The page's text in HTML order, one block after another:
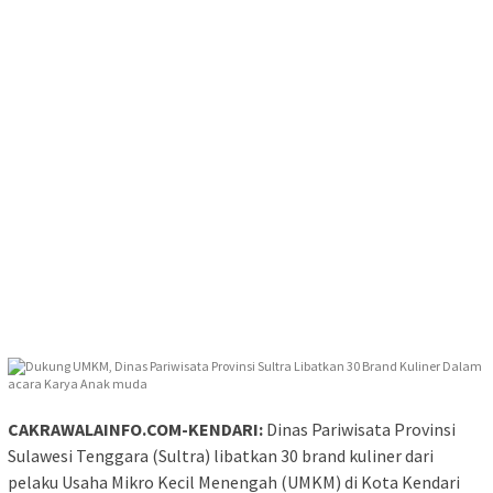
CAKRAWALAINFO.COM-KENDARI: Dinas Pariwisata Provinsi
Sulawesi Tenggara (Sultra) libatkan 30 brand kuliner dari
pelaku Usaha Mikro Kecil Menengah (UMKM) di Kota Kendari